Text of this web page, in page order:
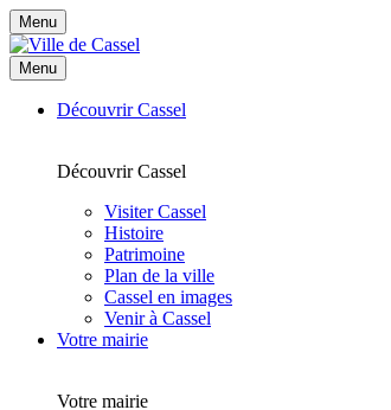
Menu
Menu
Découvrir Cassel
Découvrir Cassel
Visiter Cassel
Histoire
Patrimoine
Plan de la ville
Cassel en images
Venir à Cassel
Votre mairie
Votre mairie